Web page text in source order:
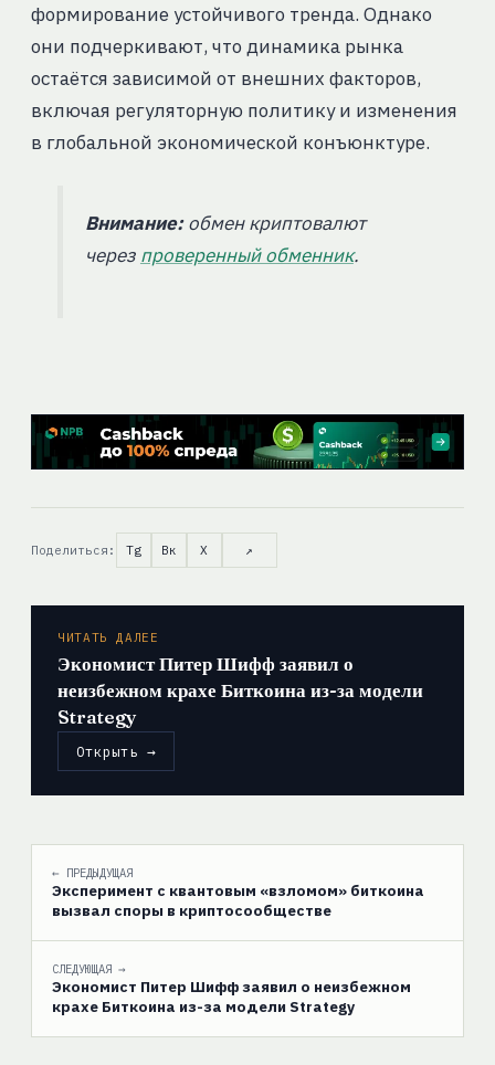
формирование устойчивого тренда. Однако
они подчеркивают, что динамика рынка
остаётся зависимой от внешних факторов,
включая регуляторную политику и изменения
в глобальной экономической конъюнктуре.
Внимание:обмен криптовалют
через проверенный обменник.
Поделиться: Tg Вк X ↗
ЧИТАТЬ ДАЛЕЕ
Экономист Питер Шифф заявил о
неизбежном крахе Биткоина из-за модели
Strategy
Открыть →
← ПРЕДЫДУЩАЯ
Эксперимент с квантовым «взломом» биткоина
вызвал споры в криптосообществе
СЛЕДУЮЩАЯ →
Экономист Питер Шифф заявил о неизбежном
крахе Биткоина из-за модели Strategy